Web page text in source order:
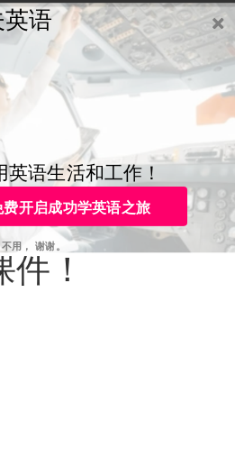
购买
咨询
注册
登录
大抽奖
免费获得
元功夫英语
件！
开启成功学英语之旅
语
语生活和工作！
不用， 谢谢。